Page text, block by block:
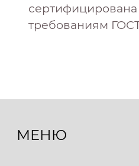
сертифицирована
требованиям
МЕНЮ